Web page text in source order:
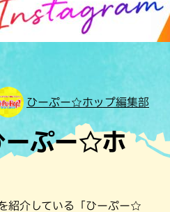
ソロ活
アート
ホテル
公園
ローカルニュース
沖縄旧暦行事
ント・芸人 テレビ
ひーぷー☆ホップ編集部
ーぷー☆ホ
紹介している「ひーぷー☆